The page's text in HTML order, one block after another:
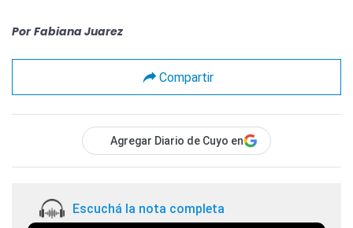
Por Fabiana Juarez
Compartir
Agregar Diario de Cuyo en
Escuchá la nota completa